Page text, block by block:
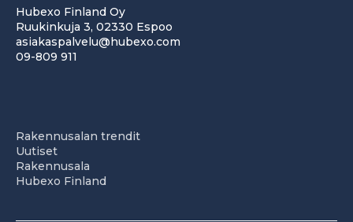
Hubexo Finland Oy
Ruukinkuja 3, 02330 Espoo
asiakaspalvelu@hubexo.com
09-809 911
Rakennusalan trendit
Uutiset
Rakennusala
Hubexo Finland